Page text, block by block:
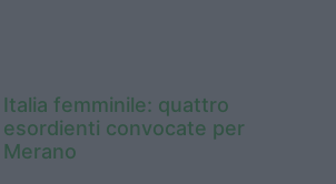
Italia femminile: quattro
esordienti convocate per
Merano